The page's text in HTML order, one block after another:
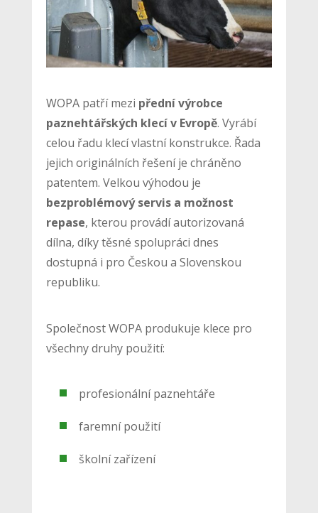
WOPA patří mezi přední výrobce
paznehtářských klecí v Evropě. Vyrábí
celou řadu klecí vlastní konstrukce. Řada
jejich originálních řešení je chráněno
patentem. Velkou výhodou je
bezproblémový servis a možnost
repase, kterou provádí autorizovaná
dílna, díky těsné spolupráci dnes
dostupná i pro Českou a Slovenskou
republiku.
Společnost WOPA produkuje klece pro
všechny druhy použití:
profesionální paznehtáře
faremní použití
školní zařízení